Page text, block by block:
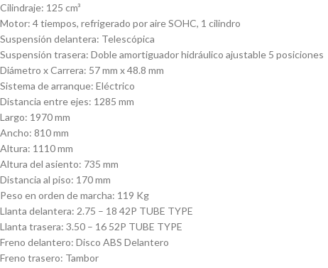
Cilindraje: 125 cm³
Motor: 4 tiempos, refrigerado por aire SOHC, 1 cilindro
Suspensión delantera: Telescópica
Suspensión trasera: Doble amortiguador hidráulico ajustable 5 posiciones
Diámetro x Carrera: 57 mm x 48.8 mm
Sistema de arranque: Eléctrico
Distancia entre ejes: 1285 mm
Largo: 1970 mm
Ancho: 810 mm
Altura: 1110 mm
Altura del asiento: 735 mm
Distancia al piso: 170 mm
Peso en orden de marcha: 119 Kg
Llanta delantera: 2.75 – 18 42P TUBE TYPE
Llanta trasera: 3.50 – 16 52P TUBE TYPE
Freno delantero: Disco ABS Delantero
Freno trasero: Tambor